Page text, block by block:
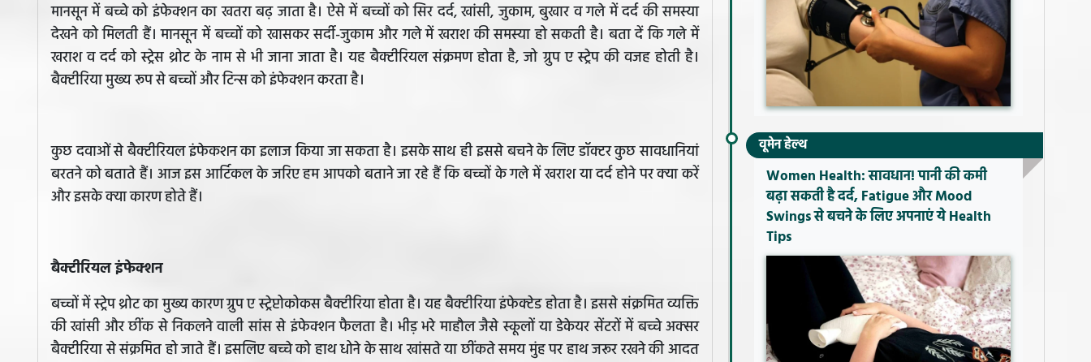
मानसून में बच्चे को इंफेक्शन का खतरा बढ़ जाता है। ऐसे में बच्चों को सिर दर्द, खांसी, जुकाम, बुखार व गले में दर्द की समस्या
देखने को मिलती हैं। मानसून में बच्चों को खासकर सर्दी-जुकाम और गले में खराश की समस्या हो सकती है। बता दें कि गले में
खराश व दर्द को स्ट्रेस थ्रोट के नाम से भी जाना जाता है। यह बैक्टीरियल संक्रमण होता है, जो ग्रुप ए स्ट्रेप की वजह होती है।
बैक्टीरिया मुख्य रूप से बच्चों और टिन्स को इंफेक्शन करता है।
कुछ दवाओं से बैक्टीरियल इंफेकशन का इलाज किया जा सकता है। इसके साथ ही इससे बचने के लिए डॉक्टर कुछ सावधानियां
बरतने को बताते हैं। आज इस आर्टिकल के जरिए हम आपको बताने जा रहे हैं कि बच्चों के गले में खराश या दर्द होने पर क्या करें
और इसके क्या कारण होते हैं।
बैक्टीरियल इंफेक्शन
बच्चों में स्ट्रेप थ्रोट का मुख्य कारण ग्रुप ए स्ट्रेप्टोकोकस बैक्टीरिया होता है। यह बैक्टीरिया इंफेक्टेड होता है। इससे संक्रमित व्यक्ति
की खांसी और छींक से निकलने वाली सांस से इंफेक्शन फैलता है। भीड़ भरे माहौल जैसे स्कूलों या डेकेयर सेंटरों में बच्चे अक्सर
बैक्टीरिया से संक्रमित हो जाते हैं। इसलिए बच्चे को हाथ धोने के साथ खांसते या छींकते समय मुंह पर हाथ जरूर रखने की आदत
वूमेन हेल्थ
Women Health: सावधान! पानी की कमी
बढ़ा सकती है दर्द, Fatigue और Mood
Swings से बचने के लिए अपनाएं ये Health
Tips